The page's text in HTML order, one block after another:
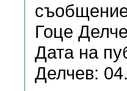
Гоце
Дата на
Делчев: